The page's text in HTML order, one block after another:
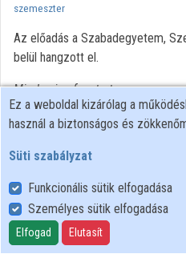
szemeszter
Az előadás a Szabadegyetem,
belül hangzott el.
Minden jog fenntartva.
Felhasználói szabályzat
Adatkezelési tájékoztató
Süti szabályzat
Ez a weboldal kizárólag a
használ a biztonságos és
Süti szabályzat
Funkcionális sütik elfogadása
Személyes sütik elfogadása
Elfogad Elutasít